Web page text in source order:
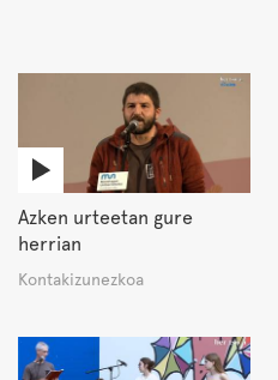
Azken urteetan gure
herrian
Kontakizunezkoa